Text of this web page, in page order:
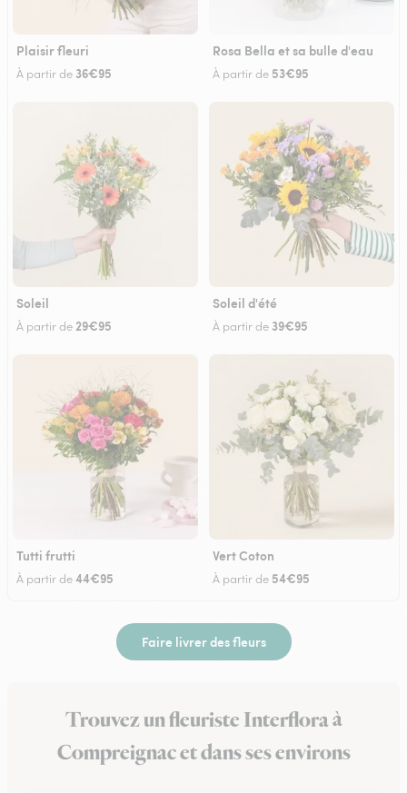
Plaisir fleuri
À partir de 36€95
Rosa Bella et sa bulle d'eau
À partir de 53€95
Soleil
À partir de 29€95
Soleil d'été
À partir de 39€95
Tutti frutti
À partir de44€95
Vert Coton
À partir de 54€95
Faire livrer des fleurs
Trouvez un fleuriste Interflora à
Compreignac et dans ses environs